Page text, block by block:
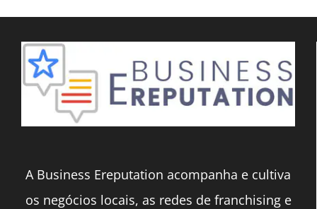
A Business Ereputation acompanha e cultiva
os negócios locais, as redes de franchising e